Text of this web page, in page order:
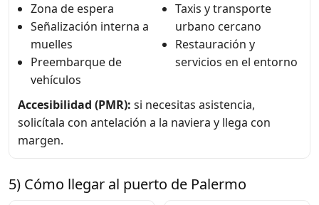
Zona de espera
Señalización interna a
muelles
Preembarque de
vehículos
Taxis y transporte
urbano cercano
Restauración y
servicios en el entorno
Accesibilidad (PMR): si necesitas asistencia,
solicítala con antelación a la naviera y llega con
margen.
5) Cómo llegar al puerto de Palermo